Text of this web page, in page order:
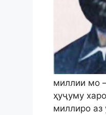
миллии мо
ҳуҷуму
миллиро аз